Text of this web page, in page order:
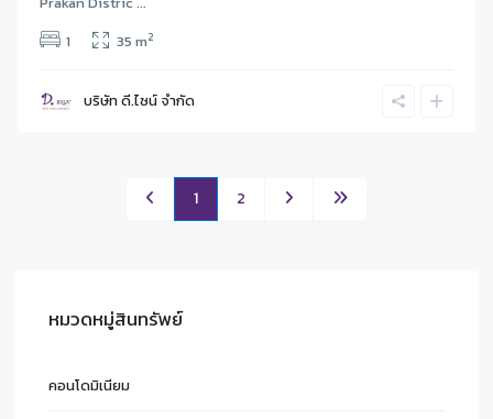
1
35 m2
บริษัท ดี.ไซน์ จํากัด
1 2
หมวดหมู่สินทรัพย์
คอนโดมิเนียม